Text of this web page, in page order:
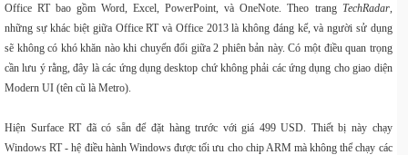
Office RT bao gồm Word, Excel, PowerPoint, và OneNote. Theo trang TechRadar,
những sự khác biệt giữa Office RT và Office 2013 là không đáng kể, và người sử dụng
sẽ không có khó khăn nào khi chuyển đổi giữa 2 phiên bản này. Có một điều quan trọng
cần lưu ý rằng, đây là các ứng dụng desktop chứ không phải các ứng dụng cho giao diện
Modern UI (tên cũ là Metro).
Hiện Surface RT đã có sẵn để đặt hàng trước với giá 499 USD. Thiết bị này chạy
Windows RT - hệ điều hành Windows được tối ưu cho chip ARM mà không thể chạy các